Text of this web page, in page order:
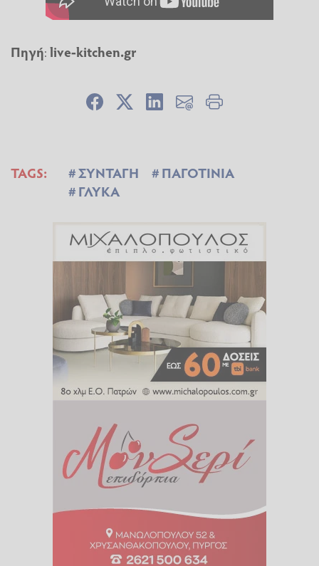
Πηγή:live-kitchen.gr
TAGS: ΣΥΝΤΑΓΗ
ΠΑΓΟΤΙΝΙΑ
ΓΛΥΚΑ